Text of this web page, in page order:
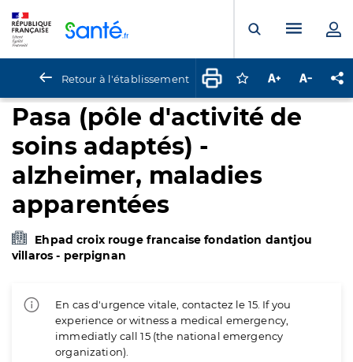
Ouvrir laMenu
Retour à l'établissement Connectez-vous
Augmenter la
Pasa (pôle d'activité de
soins adaptés) -
alzheimer, maladies
apparentées
Ehpad croix rouge francaise fondation dantjou
villaros - perpignan
En cas d'urgence vitale, contactez le 15. If you
experience or witness a medical emergency,
immediatly call 15 (the national emergency
organization).